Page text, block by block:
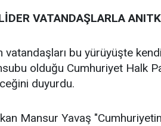
VATANDAŞLARLA
vatandaşları bu yürüyüşte
olduğu Cumhuriyet Halk
duyurdu.
Mansur Yavaş